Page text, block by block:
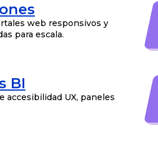
web responsivos y
para escala.
BI
accesibilidad UX, paneles